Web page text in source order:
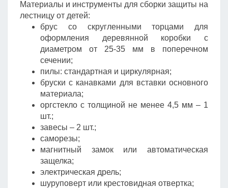
Материалы и инструменты для сборки защиты на
лестницу от детей:
брус со скругленными торцами для
оформления деревянной коробки с
диаметром от 25-35 мм в поперечном
сечении;
пилы: стандартная и циркулярная;
бруски с канавками для вставки основного
материала;
оргстекло с толщиной не менее 4,5 мм – 1
шт.;
завесы – 2 шт.;
саморезы;
магнитный замок или автоматическая
защелка;
электрическая дрель;
шуруповерт или крестовидная отвертка;